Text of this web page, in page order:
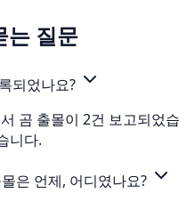
는 질문
되었나요?
곰 출몰이 2건 보고되었습
니다.
은 언제, 어디였나요?